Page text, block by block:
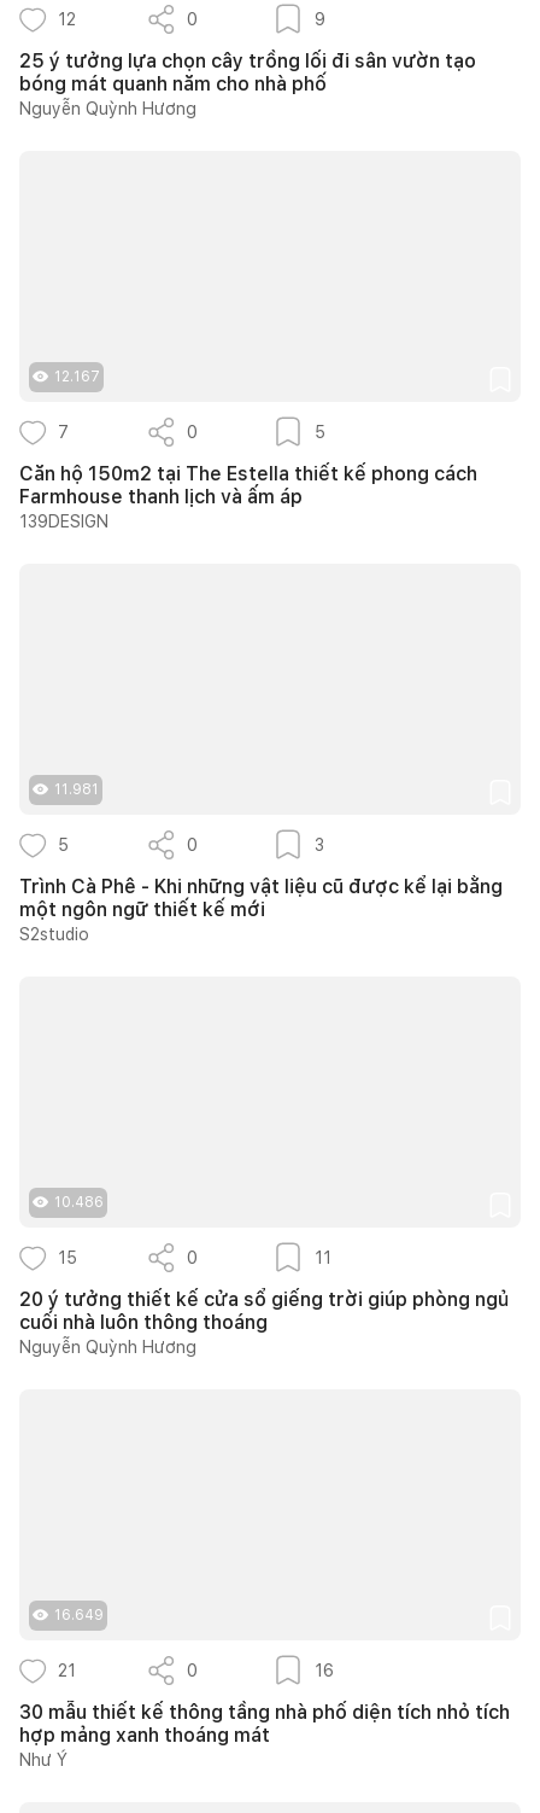
12 0 9
25 ý tưởng lựa chọn cây trồng lối đi sân vườn tạo
bóng mát quanh năm cho nhà phố
Nguyễn Quỳnh Hương
12.167
7 0 5
Căn hộ 150m2 tại The Estella thiết kế phong cách
Farmhouse thanh lịch và ấm áp
139DESIGN
11.981
5 0 3
Trình Cà Phê - Khi những vật liệu cũ được kể lại bằng
một ngôn ngữ thiết kế mới
S2studio
10.486
15 0 11
20 ý tưởng thiết kế cửa sổ giếng trời giúp phòng ngủ
cuối nhà luôn thông thoáng
Nguyễn Quỳnh Hương
16.649
21 0 16
30 mẫu thiết kế thông tầng nhà phố diện tích nhỏ tích
hợp mảng xanh thoáng mát
Như Ý